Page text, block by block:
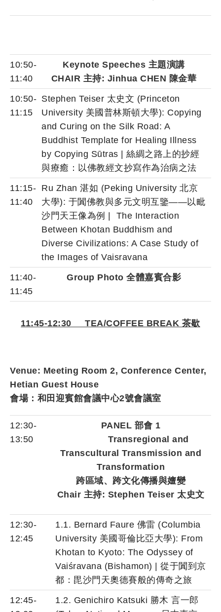
10:50-
11:40
Keynote Speeches 主題演講
CHAIR 主持: Jinhua CHEN 陳金華
10:50-
11:15
Stephen Teiser 太史文 (Princeton
University 美國普林斯頓大學): Copying
and Curing on the Silk Road: A
Buddhist Template for Healing Illness
by Copying Sūtras | 絲綢之路上的抄經
與療癒：以佛教經文抄寫作為治病之法
11:15-
11:40
Ru Zhan 湛如 (Peking University 北京
大學): 于闐佛教與多元文明互鑒——以毗
沙門天王像為例 | The Interaction
Between Khotan Buddhism and
Diverse Civilizations: A Case Study of
the Images of Vaisravana
11:40-
11:45
Group Photo 全體嘉賓合影
11:45-12:30 TEA/COFFEE BREAK 茶歇
Venue: Meeting Room 2, Conference Center,
Hetian Guest House
會場：和田迎賓館會議中心2號會議室
12:30-
13:50
PANEL 部會 1
Transregional and
Transcultural Transmission and
Transformation
跨區域、跨文化傳播與嬗變
Chair 主持: Stephen Teiser 太史文
12:30-
12:45
1.1. Bernard Faure 佛雷 (Columbia
University 美國哥倫比亞大學): From
Khotan to Kyoto: The Odyssey of
Vaiśravana (Bishamon) | 從于闐到京
都：毘沙門天奧德賽般的傳奇之旅
12:45-
1.2. Genichiro Katsuki 勝木 言一郎